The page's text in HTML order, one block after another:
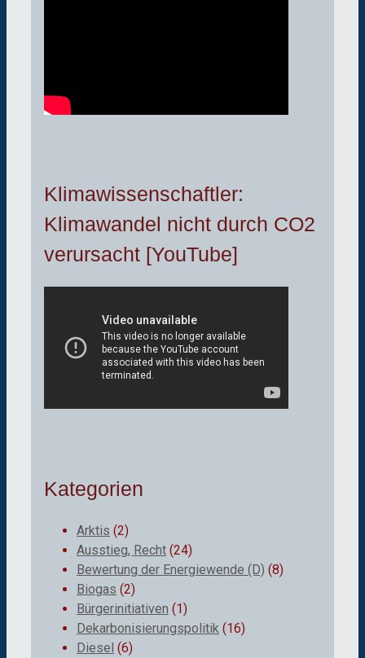
Klimawissenschaftler:
Klimawandel nicht durch CO2
verursacht [YouTube]
Kategorien
Arktis (2)
Ausstieg, Recht (24)
Bewertung der Energiewende (D) (8)
Biogas (2)
Bürgerinitiativen (1)
Dekarbonisierungspolitik (16)
Diesel (6)